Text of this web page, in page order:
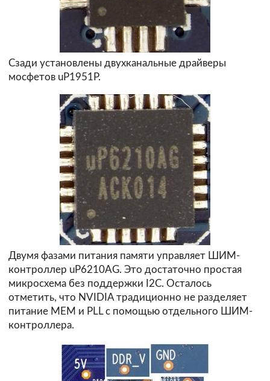
Сзади установлены двухканальные драйверы
мосфетов uP1951P.
Двумя фазами питания памяти управляет ШИМ-
контроллер uP6210AG. Это достаточно простая
микросхема без поддержки I2C. Осталось
отметить, что NVIDIA традиционно не разделяет
питание MEM и PLL с помощью отдельного ШИМ-
контроллера.